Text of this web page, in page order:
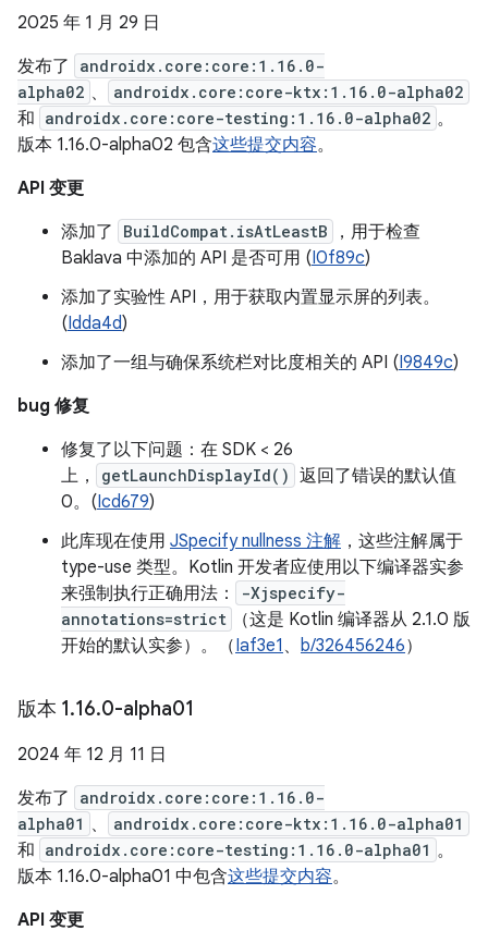
2025 年 1 月 29 日
发布了
androidx.core:core:1.16.0-
alpha02 、 androidx.core:core-ktx:1.16.0-alpha02
和 androidx.core:core-testing:1.16.0-alpha02 。
版本 1.16.0-alpha02 包含这些提交内容。
API 变更
添加了
BuildCompat.isAtLeastB
，用于检查
Baklava 中添加的 API 是否可用 (I0f89c)
添加了实验性 API，用于获取内置显示屏的列表。
(Idda4d)
添加了一组与确保系统栏对比度相关的 API (I9849c)
bug 修复
修复了以下问题：在 SDK < 26
上，
getLaunchDisplayId() 返回了错误的默认值
0。(Icd679)
此库现在使用 JSpecify nullness 注解 ，这些注解属于
type-use 类型。Kotlin 开发者应使用以下编译器实参
来强制执行正确用法：
-Xjspecify-
annotations=strict
（这是 Kotlin 编译器从 2.1.0 版
开始的默认实参）。（Iaf3e1 、 b/326456246）
版本 1.16.0-alpha01
2024 年 12 月 11 日
发布了
androidx.core:core:1.16.0-
alpha01 、 androidx.core:core-ktx:1.16.0-alpha01
和 androidx.core:core-testing:1.16.0-alpha01 。
版本 1.16.0-alpha01 中包含这些提交内容。
API 变更